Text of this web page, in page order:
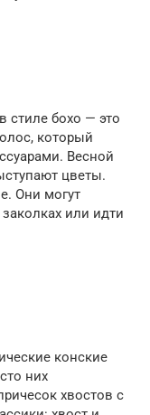
стиле бохо — это
который
Весной
цветы.
Они могут
заколках или идти
конские
них
хвостов с